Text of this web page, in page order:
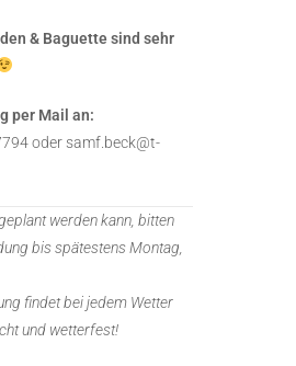
& Baguette sind sehr
per Mail an:
oder samf.beck@t-
werden kann, bitten
bis spätestens Montag,
findet bei jedem Wetter
und wetterfest!